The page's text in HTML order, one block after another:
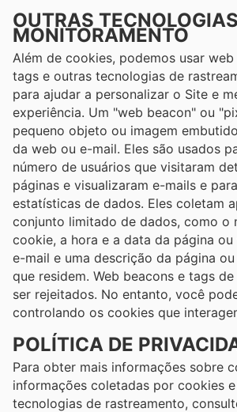
OUTRAS
MONITORAMENTO
Além de cookies, podemos usar
tags e outras tecnologias de
para ajudar a personalizar o Site e
experiência. Um "web beacon" ou
pequeno objeto ou imagem
da web ou e-mail. Eles são usados
número de usuários que visitaram
páginas e visualizaram e-mails e
estatísticas de dados. Eles coletam
conjunto limitado de dados, como o
cookie, a hora e a data da página
e-mail e uma descrição da página
que residem. Web beacons e tags
ser rejeitados. No entanto, você
controlando os cookies que
POLÍTICA DE
Para obter mais informações sobre
informações coletadas por cookies
tecnologias de rastreamento,